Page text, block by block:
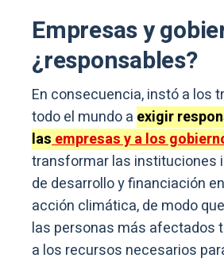
Empresas y
¿responsables?
En consecuencia, instó a los
todo el mundo a exigir
lasempresas y a los
transformar las instituciones
de desarrollo y financiación
acción climática, de modo
las personas más afectados
a los recursos necesarios